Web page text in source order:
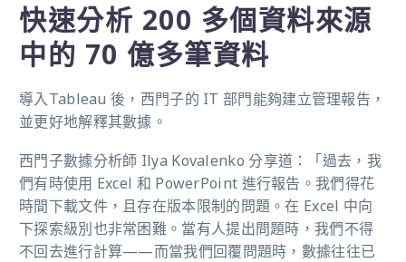
快速分析 200 多個資料來源
中的 70 億多筆資料
導入Tableau 後，西門子的 IT 部門能夠建立管理報告，
並更好地解釋其數據。
西門子數據分析師 Ilya Kovalenko 分享道：「過去，我
們有時使用 Excel 和 PowerPoint 進行報告。我們得花
時間下載文件，且存在版本限制的問題。在 Excel 中向
下探索級別也非常困難。當有人提出問題時，我們不得
不回去進行計算——而當我們回覆問題時，數據往往已